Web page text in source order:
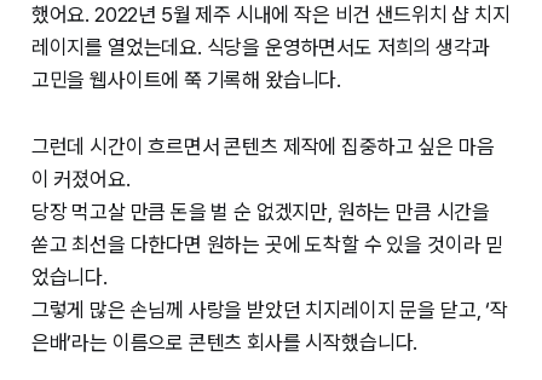
했어요. 2022년 5월 제주 시내에 작은 비건 샌드위치 샵 치지
레이지를 열었는데요. 식당을 운영하면서도 저희의 생각과
고민을 웹사이트에 쭉 기록해 왔습니다.
그런데 시간이 흐르면서 콘텐츠 제작에 집중하고 싶은 마음
이 커졌어요.
당장 먹고살 만큼 돈을 벌 순 없겠지만, 원하는 만큼 시간을
쏟고 최선을 다한다면 원하는 곳에 도착할 수 있을 것이라 믿
었습니다.
그렇게 많은 손님께 사랑을 받았던 치지레이지 문을 닫고, ‘작
은배’라는 이름으로 콘텐츠 회사를 시작했습니다.